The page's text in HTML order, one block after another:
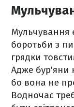
Мульчування
боротьби з
грядки
Адже бур'яни
бо вона не
Водночас